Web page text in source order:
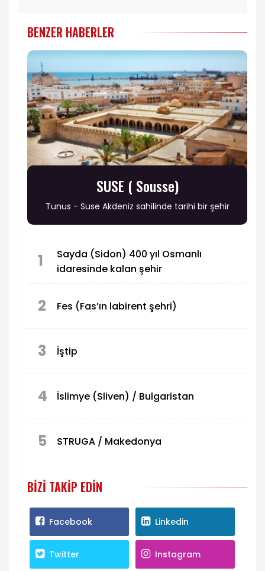
BENZER HABERLER
SUSE ( Sousse)
Tunus - Suse Akdeniz sahilinde tarihi bir şehir
1
Sayda (Sidon) 400 yıl Osmanlı
idaresinde kalan şehir
2 Fes (Fas’ın labirent şehri)
3 İştip
4 İslimye (Sliven) / Bulgaristan
5 STRUGA / Makedonya
BIZI TAKIP EDIN
Facebook Linkedin
Twitter Instagram